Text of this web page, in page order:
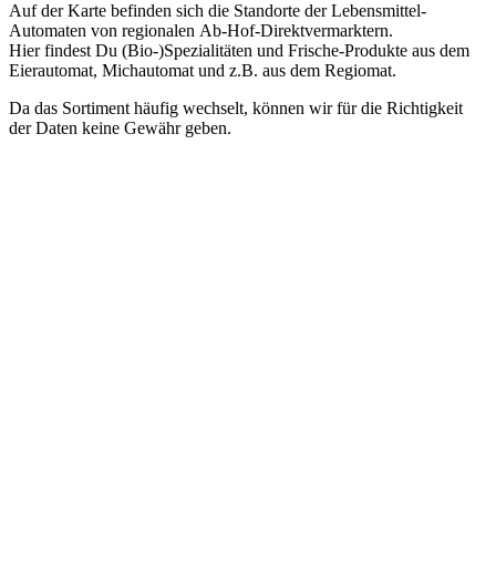
Auf der Karte befinden sich die Standorte der Lebensmittel-
Automaten von regionalen Ab-Hof-Direktvermarktern.
Hier findest Du (Bio-)Spezialitäten und Frische-Produkte aus dem
Eierautomat, Michautomat und z.B. aus dem Regiomat.
Da das Sortiment häufig wechselt, können wir für die Richtigkeit
der Daten keine Gewähr geben.